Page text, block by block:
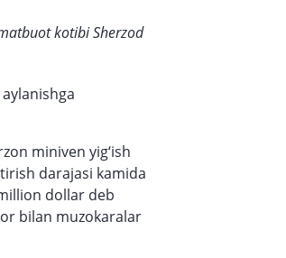
kotibi Sherzod
miniven yig‘ish
darajasi kamida
dollar deb
bilan muzokaralar